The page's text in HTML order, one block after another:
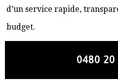
d’un service rapide,
budget.
0480 20